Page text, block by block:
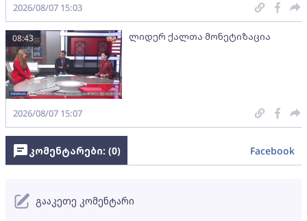
2026/08/07 15:03
ლიდერ ქალთა მონეტიზაცია
08:43
2026/08/07 15:07
კომენტარები: (0) Facebook
გააკეთე კომენტარი